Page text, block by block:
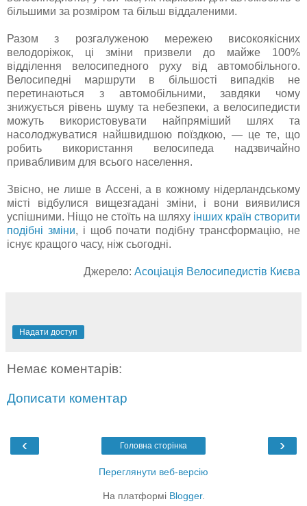
більшими за розміром та більш віддаленими.
Разом з розгалуженою мережею високоякісних
велодоріжок, ці зміни призвели до майже 100%
відділення велосипедного руху від автомобільного.
Велосипедні маршрути в більшості випадків не
перетинаються з автомобільними, завдяки чому
знижується рівень шуму та небезпеки, а велосипедисти
можуть використовувати найпряміший шлях та
насолоджуватися найшвидшою поїздкою, — це те, що
робить використання велосипеда надзвичайно
привабливим для всього населення.
Звісно, не лише в Ассені, а в кожному нідерландському
місті відбулися вищезгадані зміни, і вони виявилися
успішними. Ніщо не стоїть на шляху інших країн створити
подібні зміни, і щоб почати подібну трансформацію, не
існує кращого часу, ніж сьогодні.
Джерело: Асоціація Велосипедистів Києва
Надати доступ
Немає коментарів:
Дописати коментар
‹ ›
Головна сторінка
Переглянути веб-версію
На платформі Blogger.